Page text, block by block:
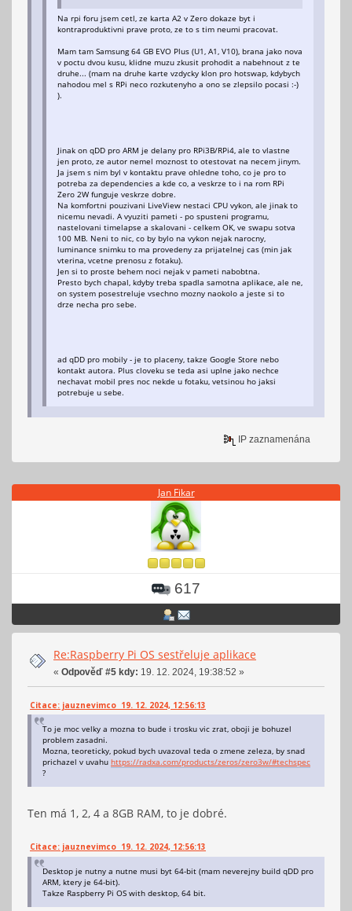
● e2scrub_all.timer - Periodic ext4 Online Metadata Check
Active: active (waiting) since Fri 2024-12-13 10:45:42
Trigger: Sun 2024-12-15 03:10:58 CET; 1 day 14h left
Triggers: ● e2scrub_all.service
Na rpi foru jsem cetl, ze karta A2 v Zero dokaze byt i
kontraproduktivni prave proto, ze to s tim neumi pracovat.
Mam tam Samsung 64 GB EVO Plus (U1, A1, V10), brana jako nova
v poctu dvou kusu, klidne muzu zkusit prohodit a nabehnout z te
druhe... (mam na druhe karte vzdycky klon pro hotswap, kdybych
nahodou mel s RPi neco rozkutenyho a ono se zlepsilo pocasi :-)
).
Jinak on qDD pro ARM je delany pro RPi3B/RPi4, ale to vlastne
jen proto, ze autor nemel moznost to otestovat na necem jinym.
Ja jsem s nim byl v kontaktu prave ohledne toho, co je pro to
potreba za dependencies a kde co, a veskrze to i na rom RPi
Zero 2W funguje veskrze dobre.
Na komfortni pouzivani LiveView nestaci CPU vykon, ale jinak to
nicemu nevadi. A vyuziti pameti - po spusteni programu,
nastelovani timelapse a skalovani - celkem OK, ve swapu sotva
100 MB. Neni to nic, co by bylo na vykon nejak narocny,
luminance snimku to ma provedeny za prijatelnej cas (min jak
vterina, vcetne prenosu z fotaku).
Jen si to proste behem noci nejak v pameti nabobtna.
Presto bych chapal, kdyby treba spadla samotna aplikace, ale ne,
on system posestreluje vsechno mozny naokolo a jeste si to
drze necha pro sebe.
ad qDD pro mobily - je to placeny, takze Google Store nebo
kontakt autora. Plus cloveku se teda asi uplne jako nechce
nechavat mobil pres noc nekde u fotaku, vetsinou ho jaksi
potrebuje u sebe.
IP zaznamenána
Jan Fikar
617
Re:Raspberry Pi OS sestřeluje aplikace
« Odpověď #5 kdy: 19. 12. 2024, 19:38:52 »
Citace: jauznevimco 19. 12. 2024, 12:56:13
To je moc velky a mozna to bude i trosku vic zrat, oboji je bohuzel
problem zasadni.
Mozna, teoreticky, pokud bych uvazoval teda o zmene zeleza, by snad
prichazel v uvahu https://radxa.com/products/zeros/zero3w/#techspec
?
Ten má 1, 2, 4 a 8GB RAM, to je dobré.
Citace: jauznevimco 19. 12. 2024, 12:56:13
Desktop je nutny a nutne musi byt 64-bit (mam neverejny build qDD pro
ARM, ktery je 64-bit).
Takze Raspberry Pi OS with desktop, 64 bit.